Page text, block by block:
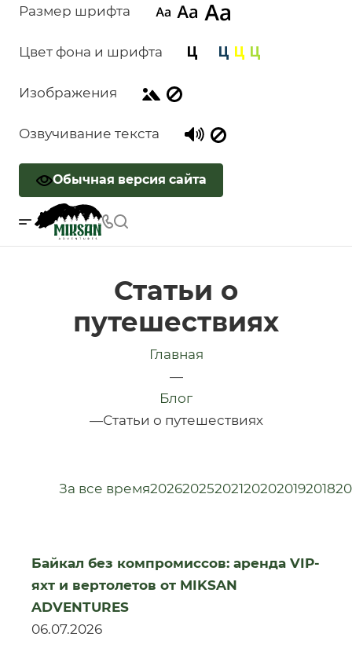
Размер шрифта
Цвет фона и шрифта
Изображения
Озвучивание текста
Обычная версия сайта
Статьи о
путешествиях
Главная
—
Блог
—Статьи о путешествиях
За все время202620252021202020192018
06.07.2026
Байкал без компромиссов: аренда VIP-
яхт и вертолетов от MIKSAN
ADVENTURES